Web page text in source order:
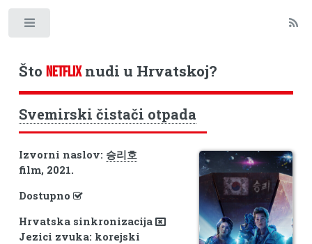
Što NETFLIXnudi u Hrvatskoj?
Svemirski čistači otpada
Izvorni naslov: 승리호
film, 2021.
Dostupno
Hrvatska sinkronizacija
Jezici zvuka: korejski